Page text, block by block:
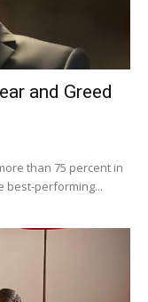
and Greed
than 75 percent in
best-performing...